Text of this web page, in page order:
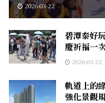
2026-03-22
碧潭泰好
慶祈福一
2026-03-22
軌道上的
強化景觀